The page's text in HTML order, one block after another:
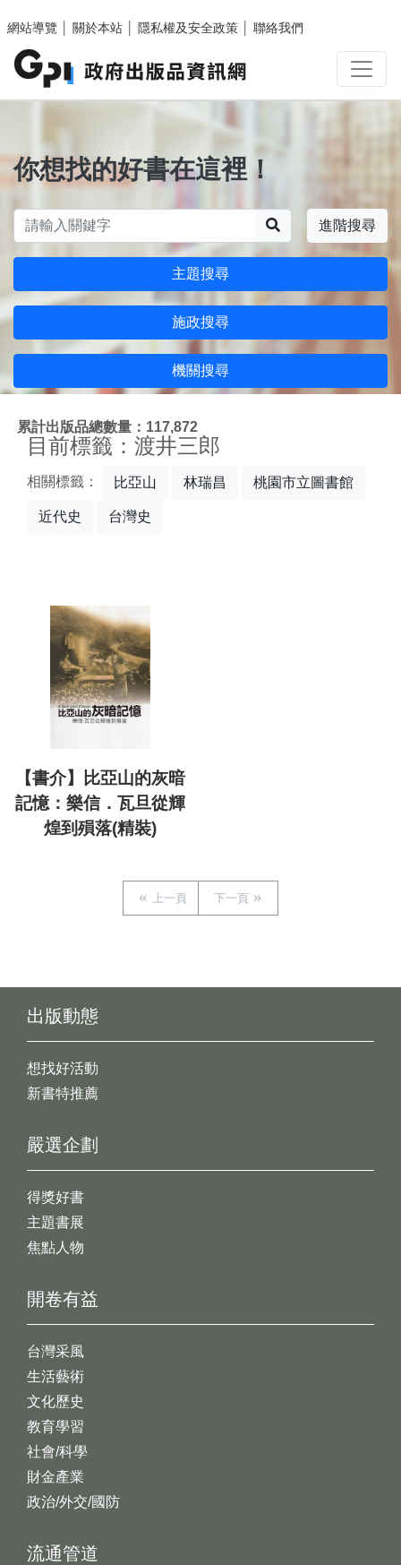
網站導覽
關於本站 隱私權及安全政策 聯絡我們
你想找的好書在這裡！
進階搜尋
主題搜尋
施政搜尋
機關搜尋
累計出版品總數量：117,872
目前標籤：渡井三郎
相關標籤： 比亞山 林瑞昌 桃園市立圖書館
近代史 台灣史
【書介】比亞山的灰暗
記憶：樂信．瓦旦從輝
煌到殞落(精裝)
上一頁 下一頁
出版動態
想找好活動
新書特推薦
開卷有益
台灣采風
生活藝術
文化歷史
教育學習
社會/科學
財金產業
政治/外交/國防
嚴選企劃
得獎好書
主題書展
焦點人物
流通管道